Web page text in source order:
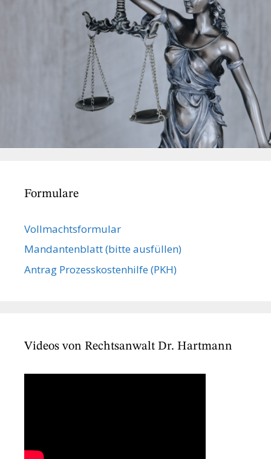
Formulare
Vollmachts­formular
Mandanten­blatt (bitte ausfüllen)
Antrag Prozesskostenhilfe (PKH)
Videos von Rechtsanwalt Dr. Hartmann